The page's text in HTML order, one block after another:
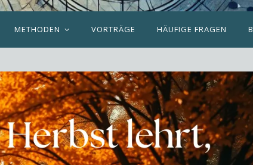
METHODEN VORTRÄGE HÄUFIGE FRAGEN